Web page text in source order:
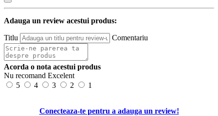
Adauga un review acestui produs:
Titlu Comentariu
Acorda o nota acestui produs
Nu recomand Excelent
5
4 3 2 1
Conecteaza-te pentru a adauga un review!